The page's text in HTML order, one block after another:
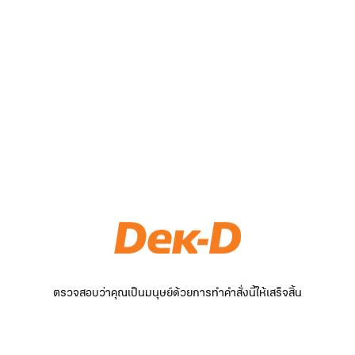
ตรวจสอบว่าคุณเป็นมนุษย์ด้วยการทำคำสั่งนี้ให้เสร็จสิ้น